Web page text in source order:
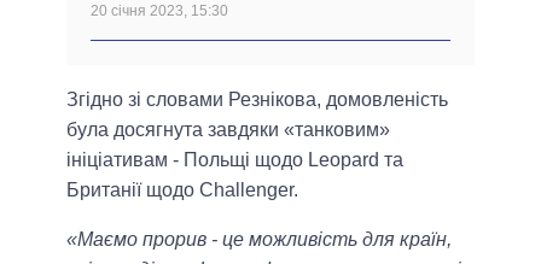
20 січня 2023, 15:30
Згідно зі словами Резнікова, домовленість
була досягнута завдяки «танковим»
ініціативам - Польщі щодо Leopard та
Британії щодо Challenger.
«Маємо прорив - це можливість для країн,